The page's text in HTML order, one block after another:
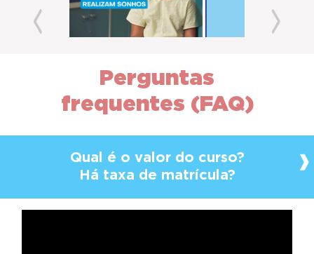
Perguntas
frequentes (FAQ)
Qual é o valor do curso?
Há taxa de matrícula?